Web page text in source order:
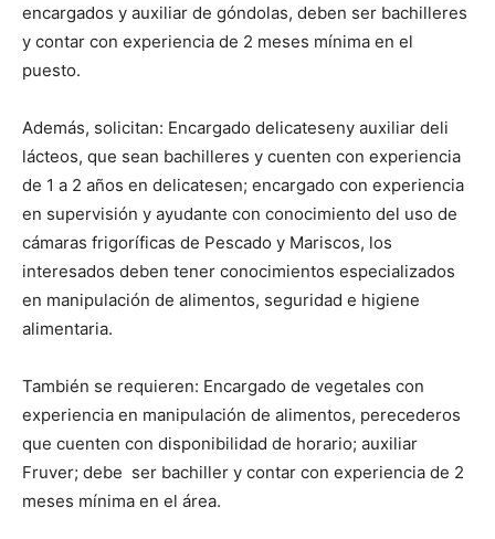
encargados y auxiliar de góndolas, deben ser bachilleres
y contar con experiencia de 2 meses mínima en el
puesto.
Además, solicitan: Encargado delicateseny auxiliar deli
lácteos, que sean bachilleres y cuenten con experiencia
de 1 a 2 años en delicatesen; encargado con experiencia
en supervisión y ayudante con conocimiento del uso de
cámaras frigoríficas de Pescado y Mariscos, los
interesados deben tener conocimientos especializados
en manipulación de alimentos, seguridad e higiene
alimentaria.
También se requieren: Encargado de vegetales con
experiencia en manipulación de alimentos, perecederos
que cuenten con disponibilidad de horario; auxiliar
Fruver; debe ser bachiller y contar con experiencia de 2
meses mínima en el área.